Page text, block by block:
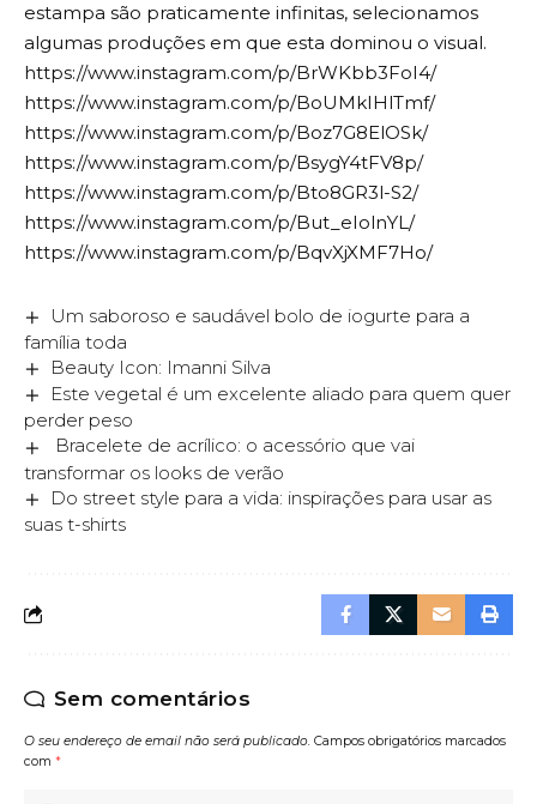
estampa são praticamente infinitas, selecionamos
algumas produções em que esta dominou o visual.
https://www.instagram.com/p/BrWKbb3FoI4/
https://www.instagram.com/p/BoUMkIHlTmf/
https://www.instagram.com/p/Boz7G8ElOSk/
https://www.instagram.com/p/BsygY4tFV8p/
https://www.instagram.com/p/Bto8GR3l-S2/
https://www.instagram.com/p/But_eIolnYL/
https://www.instagram.com/p/BqvXjXMF7Ho/
Um saboroso e saudável bolo de iogurte para a
família toda
Beauty Icon: Imanni Silva
Este vegetal é um excelente aliado para quem quer
perder peso
Bracelete de acrílico: o acessório que vai
transformar os looks de verão
Do street style para a vida: inspirações para usar as
suas t-shirts
Sem comentários
O seu endereço de email não será publicado. Campos obrigatórios marcados
com *